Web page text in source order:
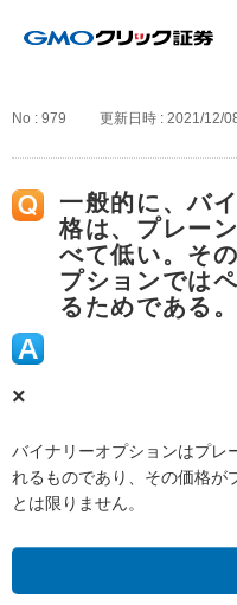
No : 979 更新日時 : 2021/12/
一般的に、バ
格は、プレー
べて低い。そ
プションでは
るためである。
×
バイナリーオプションはプレ
れるものであり、その価格が
とは限りません。